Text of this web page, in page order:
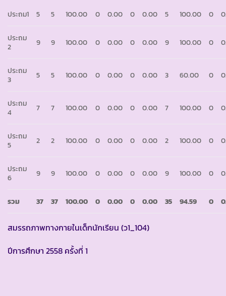
ประถม1 5 5 100.00 0 0.00 0 0.00 5 100.00 0
ประถม
2
9 9 100.00 0 0.00 0 0.00 9 100.00 0
ประถม
3
5 5 100.00 0 0.00 0 0.00 3 60.00 0
ประถม
4
7 7 100.00 0 0.00 0 0.00 7 100.00 0
ประถม
5
2 2 100.00 0 0.00 0 0.00 2 100.00 0
ประถม
6
9 9 100.00 0 0.00 0 0.00 9 100.00 0
รวม 37 37 100.00 0 0.00 0 0.00 35 94.59 0
สมรรถภาพทางกายในเด็กนักเรียน (ว1_104)
ปีการศึกษา 2558 ครั้งที่ 1